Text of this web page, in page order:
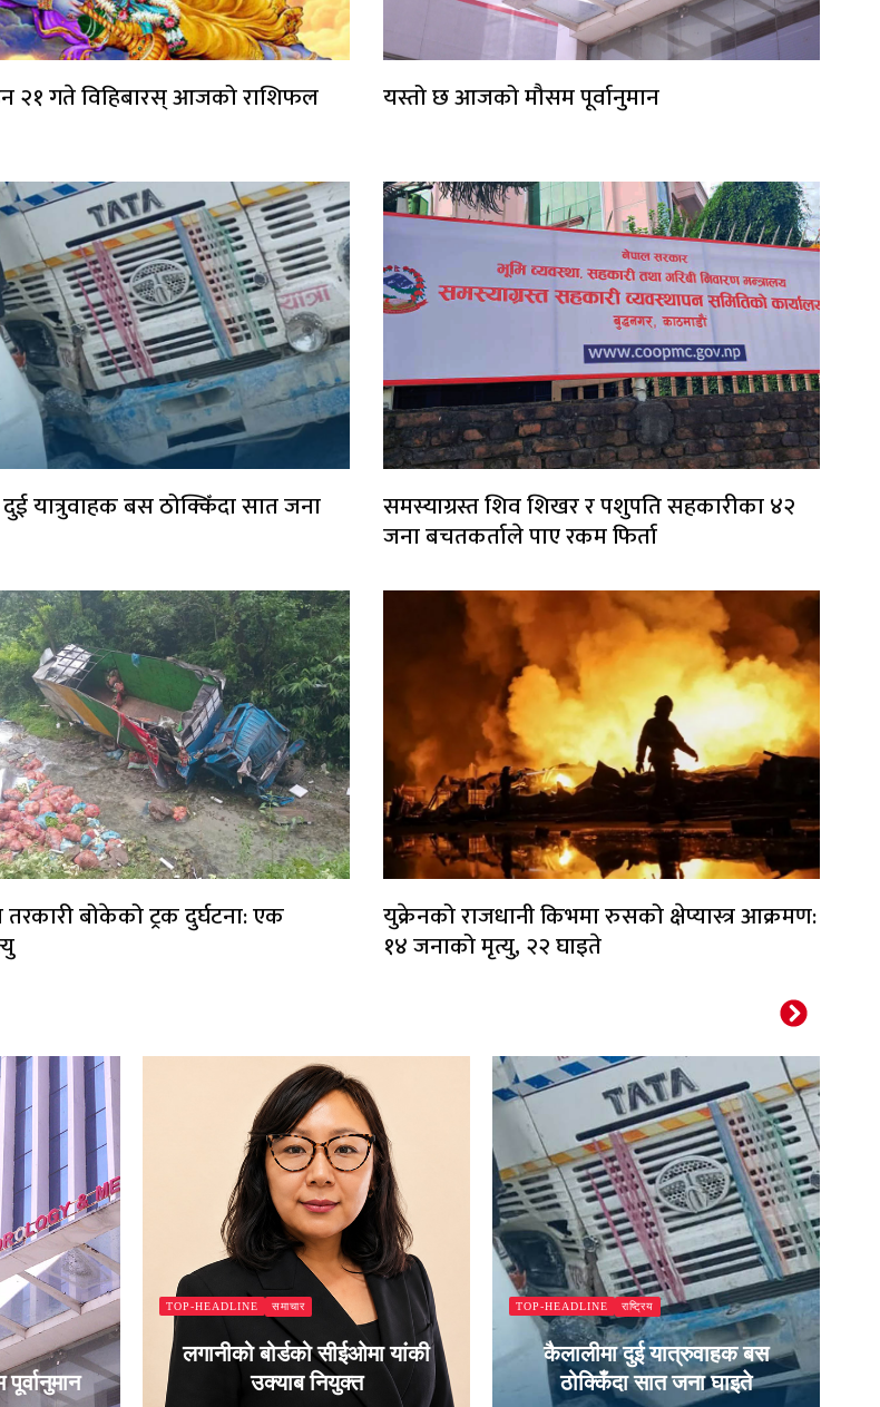
२१ गते विहिबारस् आजको राशिफल यस्तो छ आजको मौसम पूर्वानुमान
यात्रुवाहक बस ठोक्किँदा सात जना समस्याग्रस्त शिव शिखर र पशुपति सहकारीका ४२
जना बचतकर्ताले पाए रकम फिर्ता
बोकेको ट्रक दुर्घटना: एक युक्रेनको राजधानी किभमा रुसको क्षेप्यास्त्र आक्रमण:
१४ जनाको मृत्यु, २२ घाइते
TOP-HEADLINE समाचार
लगानीको बोर्डको सीईओमा यांकी
उक्याब नियुक्त
TOP-HEADLINE राष्ट्रिय
कैलालीमा दुई यात्रुवाहक बस
ठोक्किँदा सात जना घाइते